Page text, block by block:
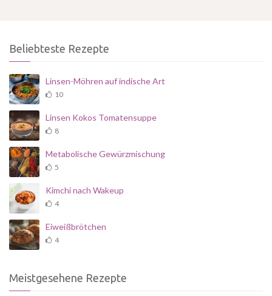
Beliebteste Rezepte
Linsen-Möhren auf indische Art
10
Linsen Kokos Tomatensuppe
8
Metabolische Gewürzmischung
5
Kimchi nach Wakeup
4
Eiweißbrötchen
4
Meistgesehene Rezepte